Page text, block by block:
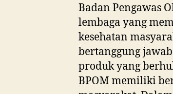
Badan Pengawas
lembaga yang
kesehatan
bertanggung
produk yang
BPOM memiliki